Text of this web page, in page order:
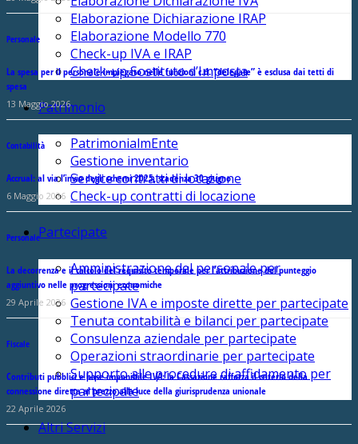
Elaborazione Dichiarazione IRAP
Elaborazione Modello 770
Check-up IVA e IRAP
Check-up Sostituto d’Imposta
Patrimonio
PatrimonialmEnte
Gestione inventario
Service contratti di locazione
Check-up contratti di locazione
Partecipate
Amministrazione del personale per
partecipate
Gestione IVA e imposte dirette per partecipate
Tenuta contabilità e bilanci per partecipate
Consulenza aziendale per partecipate
Operazioni straordinarie per partecipate
Supporto alle procedure di affidamento per
partecipate
Altri Servizi
Personale
La spesa per il personale impiegato nelle funzioni c.d. “delegate” è esclusa dai tetti di
spesa
13 Maggio 2026
Contabilità
Accrual: al via l’invio degli schemi 2025, scadenza 30 giugno
6 Maggio 2026
Personale
La decorrenza e il calcolo del requisito temporale per l’attribuzione del punteggio
aggiuntivo nelle progressioni economiche
29 Aprile 2026
Fiscale
Contributi pubblici e base imponibile IVA: la Cassazione rafforza il criterio della
connessione diretta al prezzo alla luce della giurisprudenza unionale
22 Aprile 2026